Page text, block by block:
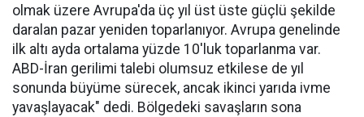
olmak üzere Av­rupa'da üç yıl üst üste güçlü şe­kilde
daralan pazar yeniden to­parlanıyor. Avrupa genelinde
ilk altı ayda ortalama yüzde 10'luk toparlanma var.
ABD-İran geri­limi talebi olumsuz etkilese de yıl
sonunda büyüme sürecek, ancak ikinci yarıda ivme
yavaşlayacak" dedi. Bölgedeki savaşların sona